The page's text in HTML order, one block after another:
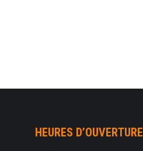
HEURES D’OUVERTURE